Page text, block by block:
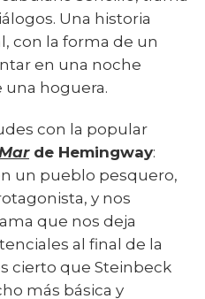
Una historia
con la forma de un
en una noche
hoguera.
con la popular
de Hemingway:
un pueblo pesquero,
y nos
que nos deja
al final de la
cierto que Steinbeck
más básica y